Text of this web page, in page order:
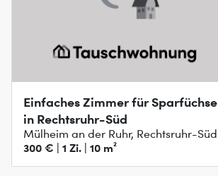
Einfaches Zimmer für Sparfüchse
in Rechtsruhr-Süd
Mülheim an der Ruhr, Rechtsruhr-Süd
300 € | 1 Zi. | 10 m²